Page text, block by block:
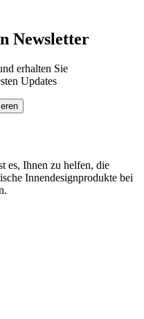
Newsletter
erhalten Sie
Updates
es, Ihnen zu helfen, die
Innendesignprodukte bei